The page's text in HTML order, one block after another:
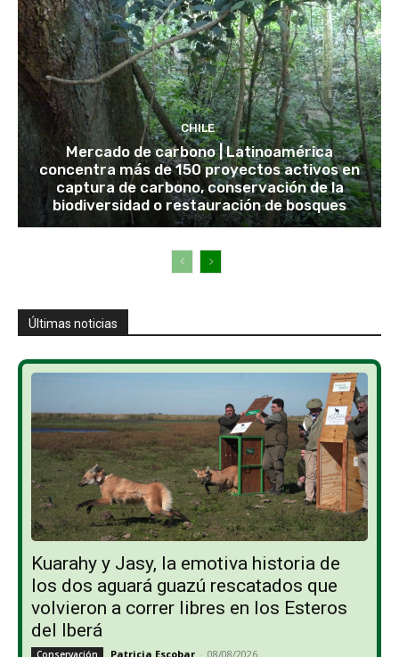
CHILE
Mercado de carbono | Latinoamérica
concentra más de 150 proyectos activos en
captura de carbono, conservación de la
biodiversidad o restauración de bosques
Últimas noticias
Kuarahy y Jasy, la emotiva historia de
los dos aguará guazú rescatados que
volvieron a correr libres en los Esteros
del Iberá
Conservación Patricia Escobar - 08/08/2026